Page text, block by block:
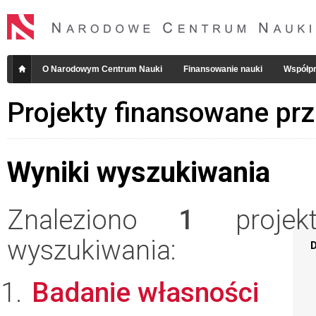
O Narodowym Centrum Nauki Finansowanie nauki
Projekty finansowane
Wyniki wyszukiwania
Znaleziono 1
wyszukiwania:
Badanie własności